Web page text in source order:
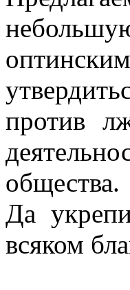
против
общества.
Да
всяком